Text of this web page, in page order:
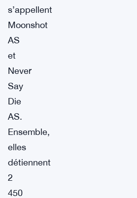
s’appellent
Moonshot
AS
et
Never
Say
Die
AS.
Ensemble,
elles
détiennent
2
450